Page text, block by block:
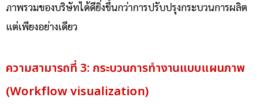
ภาพรวมของบริษัทได้ดียิ่งขึ้นกว่าการปรับปรุงกระบวนการผลิต
แต่เพียงอย่างเดียว
ความสามารถที่ 3: กระบวนการทำงานแบบแผนภาพ
(Workflow visualization)